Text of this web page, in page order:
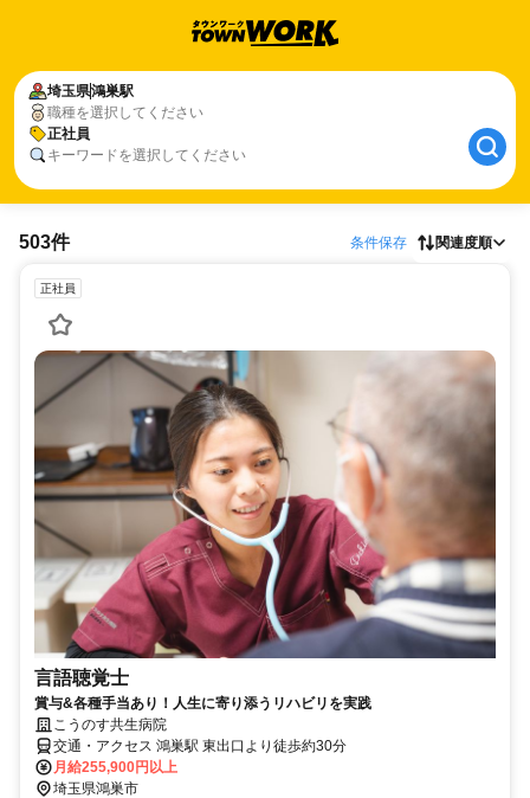
埼玉県鴻巣駅
職種を選択してください
正社員
キーワードを選択してください
503件 条件保存 関連度順
正社員
言語聴覚士
賞与&各種手当あり！人生に寄り添うリハビリを実践
こうのす共生病院
交通・アクセス 鴻巣駅 東出口より徒歩約30分
月給255,900円以上
埼玉県鴻巣市